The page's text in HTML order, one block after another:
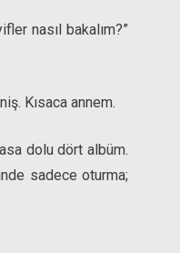
nasıl bakalım?”
Kısaca annem.
dolu dört albüm.
sadece oturma;